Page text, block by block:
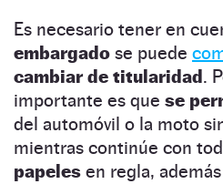
Es necesario tener en
embargado se puede
cambiar de titularidad.
importante es que se
del automóvil o la moto
mientras continúe con
papeles en regla,